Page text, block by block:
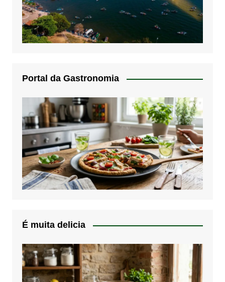
Portal da Gastronomia
É muita delicia